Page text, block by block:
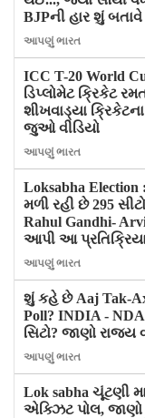
BJPની હાર શું
આપણું ભારત
ICC T-20 World
ડિપ્લોમેટ ક્રિકેટ
શીખવાડ્યા
જુઓ વીડિયો
આપણું ભારત
Loksabha
મળી રહી છે 295
Rahul Gandhi-
આપી આ
આપણું ભારત
શું કહે છે Aaj Tak-
Poll? INDIA -
સિટો? જાણો રાજ્ય
આપણું ભારત
Lok sabha ચૂંટણી
એક્ઝિટ પોલ,